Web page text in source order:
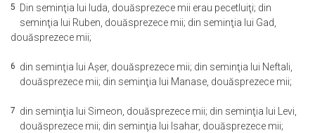
5 Din seminţia lui Iuda, douăsprezece mii erau pecetluiţi; din
seminţia lui Ruben, douăsprezece mii; din seminţia lui Gad,
douăsprezece mii;
6 din seminţia lui Aşer, douăsprezece mii; din seminţia lui Neftali,
douăsprezece mii; din seminţia lui Manase, douăsprezece mii;
7 din seminţia lui Simeon, douăsprezece mii; din seminţia lui Levi,
douăsprezece mii; din seminţia lui Isahar, douăsprezece mii;